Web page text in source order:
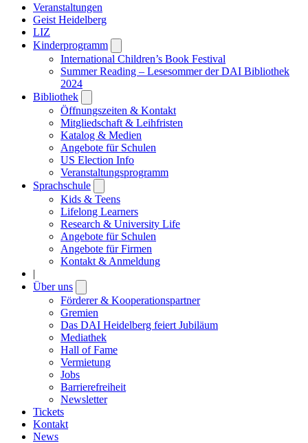
Veranstaltungen
Geist Heidelberg
LIZ
Kinderprogramm
submenu
International Children’s Book Festival
Summer Reading – Lesesommer der DAI Bibliothek
2024
Bibliothek
submenu
Öffnungszeiten & Kontakt
Mitgliedschaft & Leihfristen
Katalog & Medien
Angebote für Schulen
US Election Info
Veranstaltungsprogramm
Sprachschule
submenu
Kids & Teens
Lifelong Learners
Research & University Life
Angebote für Schulen
Angebote für Firmen
Kontakt & Anmeldung
|
Über uns
submenu
Förderer & Kooperationspartner
Gremien
Das DAI Heidelberg feiert Jubiläum
Mediathek
Hall of Fame
Vermietung
Jobs
Barrierefreiheit
Newsletter
Tickets
Kontakt
News